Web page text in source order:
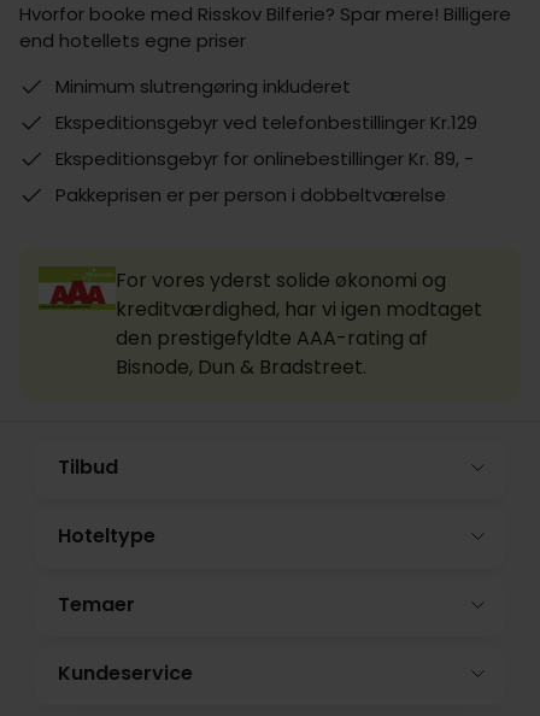
Hvorfor booke med Risskov Bilferie? Spar mere! Billigere
end hotellets egne priser
Minimum slutrengøring inkluderet
Ekspeditionsgebyr ved telefonbestillinger Kr.129
Ekspeditionsgebyr for onlinebestillinger Kr. 89, -
Pakkeprisen er per person i dobbeltværelse
For vores yderst solide økonomi og
kreditværdighed, har vi igen modtaget
den prestigefyldte AAA-rating af
Bisnode, Dun & Bradstreet.
Tilbud
Hoteltype
Temaer
Kundeservice